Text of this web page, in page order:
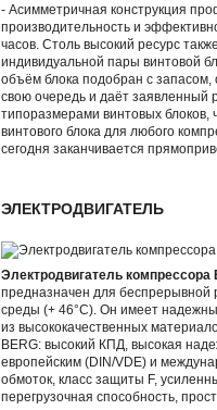
- Асимметричная конструкция
производительность и
часов. Столь высокий ресурс
индивидуальной пары винтовой
объём блока подобран с
свою очередь и даёт
типоразмерами винтовых блоков,
винтового блока для любого
сегодня заканчивается
ЭЛЕКТРОДВИГАТЕЛЬ
Электродвигатель компрессора
предназначен для
среды (+ 46°С). Он имеет
из высококачественных
BERG: высокий КПД, высокая
европейским (DIN/VDE) и
обмоток, класс защиты F,
перегрузочная способность,